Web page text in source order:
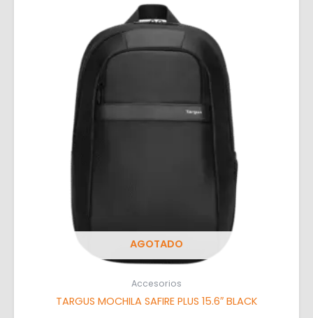
AGOTADO
Accesorios
TARGUS MOCHILA SAFIRE PLUS 15.6″ BLACK